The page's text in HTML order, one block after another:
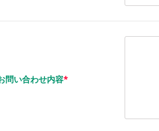
問い合わせ内容*